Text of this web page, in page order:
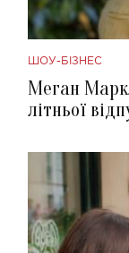
ШОУ-БІЗНЕС
Меган
літньої